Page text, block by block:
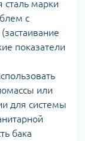
марки
с
показатели
или
для системы
бака